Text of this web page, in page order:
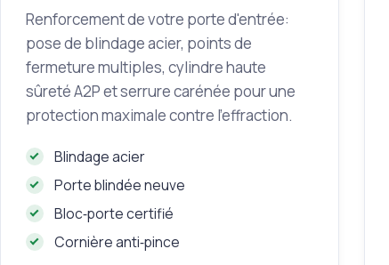
Renforcement de votre porte d'entrée:
pose de blindage acier, points de
fermeture multiples, cylindre haute
sûreté A2P et serrure carénée pour une
protection maximale contre l'effraction.
Blindage acier
Porte blindée neuve
Bloc‑porte certifié
Cornière anti‑pince